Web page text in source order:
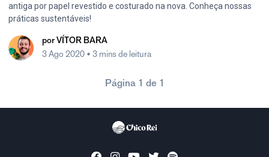
antiga por papel revestido e costurado na nova. Conheça nossas
práticas sustentáveis!
por VÍTOR BARA
3 Ago 2020 • 3 mins de leitura
Página 1 de 1